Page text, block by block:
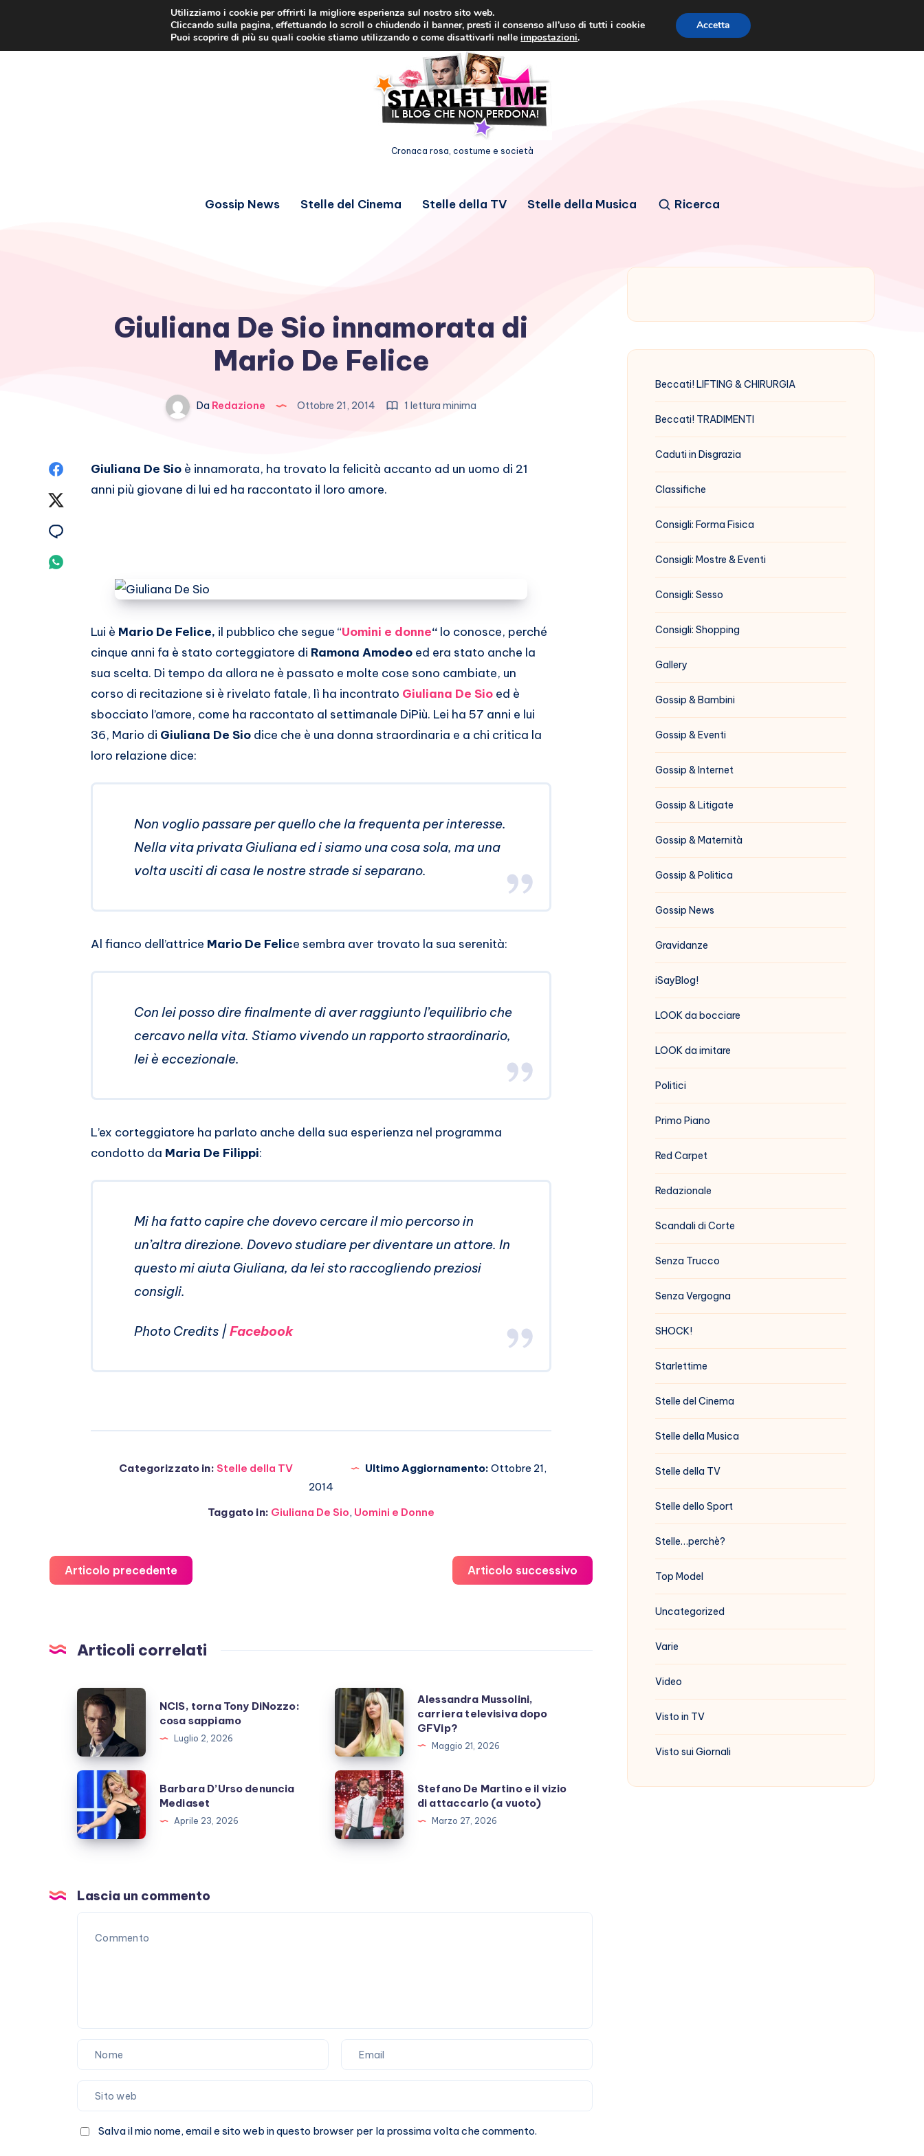
Cronaca rosa, costume e società
Gossip News Stelle del Cinema Stelle della TV Stelle della Musica Ricerca
Giuliana De Sio innamorata di
Mario De Felice
Da Redazione Ottobre 21, 2014 1 lettura minima
Condividi
Giuliana De Sio è innamorata, ha trovato la felicità accanto ad un uomo di 21
anni più giovane di lui ed ha raccontato il loro amore.
Lui è Mario De Felice, il pubblico che segue “Uomini e donne“ lo conosce, perché
cinque anni fa è stato corteggiatore di Ramona Amodeo ed era stato anche la
sua scelta. Di tempo da allora ne è passato e molte cose sono cambiate, un
corso di recitazione si è rivelato fatale, lì ha incontrato Giuliana De Sio ed è
sbocciato l’amore, come ha raccontato al settimanale DiPiù. Lei ha 57 anni e lui
36, Mario di Giuliana De Sio dice che è una donna straordinaria e a chi critica la
loro relazione dice:
Non voglio passare per quello che la frequenta per interesse.
Nella vita privata Giuliana ed i siamo una cosa sola, ma una
volta usciti di casa le nostre strade si separano.
Al fianco dell’attrice Mario De Felice sembra aver trovato la sua serenità:
Con lei posso dire finalmente di aver raggiunto l’equilibrio che
cercavo nella vita. Stiamo vivendo un rapporto straordinario,
lei è eccezionale.
L’ex corteggiatore ha parlato anche della sua esperienza nel programma
condotto da Maria De Filippi:
Mi ha fatto capire che dovevo cercare il mio percorso in
un’altra direzione. Dovevo studiare per diventare un attore. In
questo mi aiuta Giuliana, da lei sto raccogliendo preziosi
consigli.
Photo Credits | Facebook
Categorizzato in: Stelle della TV Ultimo Aggiornamento: Ottobre 21,
2014
Taggato in: Giuliana De Sio, Uomini e Donne
Articolo precedente Articolo successivo
Articoli correlati
NCIS,
torna
Tony
DiNozzo:
cosa
sappiamo
NCIS, torna Tony DiNozzo:
cosa sappiamo
Luglio 2, 2026
Alessandra
Mussolini,
carriera
televisiva
dopo
GFVip?
Alessandra Mussolini,
carriera televisiva dopo
GFVip?
Maggio 21, 2026
Barbara
D’Urso
denuncia
Mediaset
Barbara D’Urso denuncia
Mediaset
Aprile 23, 2026
Stefano
De
Martino
e
attaccarlo
Stefano De Martino e il vizio
di attaccarlo (a vuoto)
Marzo 27, 2026
Lascia un commento
Salva il mio nome, email e sito web in questo browser per la prossima volta che commento.
Beccati! LIFTING & CHIRURGIA
Beccati! TRADIMENTI
Caduti in Disgrazia
Classifiche
Consigli: Forma Fisica
Consigli: Mostre & Eventi
Consigli: Sesso
Consigli: Shopping
Gallery
Gossip & Bambini
Gossip & Eventi
Gossip & Internet
Gossip & Litigate
Gossip & Maternità
Gossip & Politica
Gossip News
Gravidanze
iSayBlog!
LOOK da bocciare
LOOK da imitare
Politici
Primo Piano
Red Carpet
Redazionale
Scandali di Corte
Senza Trucco
Senza Vergogna
SHOCK!
Starlettime
Stelle del Cinema
Stelle della Musica
Stelle della TV
Stelle dello Sport
Stelle…perchè?
Top Model
Uncategorized
Varie
Video
Visto in TV
Visto sui Giornali
Utilizziamo i cookie per offrirti la migliore esperienza sul nostro sito web.
Cliccando sulla pagina, effettuando lo scroll o chiudendo il banner, presti il consenso all’uso di tutti i cookie
Puoi scoprire di più su quali cookie stiamo utilizzando o come disattivarli nelleimpostazioni.
Accetta